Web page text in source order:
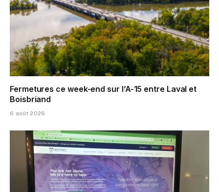
Fermetures ce week-end sur l’A-15 entre Laval et
Boisbriand
6 août 2026